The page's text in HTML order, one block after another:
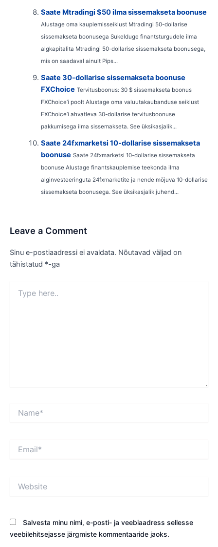
Saate Mtradingi $50 ilma sissemakseta boonuse
Alustage oma kauplemisseiklust Mtradingi 50-dollarise
sissemakseta boonusega Sukelduge finantsturgudele ilma
algkapitalita Mtradingi 50-dollarise sissemakseta boonusega,
mis on saadaval ainult Pips...
Saate 30-dollarise sissemakseta boonuse
FXChoice Tervitusboonus: 30 $ sissemakseta boonus
FXChoice’i poolt Alustage oma valuutakaubanduse seiklust
FXChoice’i ahvatleva 30-dollarise tervitusboonuse
pakkumisega ilma sissemakseta. See üksikasjalik...
Saate 24fxmarketsi 10-dollarise sissemakseta
boonuse Saate 24fxmarketsi 10-dollarise sissemakseta
boonuse Alustage finantskauplemise teekonda ilma
alginvesteeringuta 24fxmarketite ja nende mõjuva 10-dollarise
sissemakseta boonusega. See üksikasjalik juhend...
Leave a Comment
Sinu e-postiaadressi ei avaldata. Nõutavad väljad on
tähistatud *-ga
here..
Salvesta minu nimi, e-posti- ja veebiaadress sellesse
veebilehitsejasse järgmiste kommentaaride jaoks.